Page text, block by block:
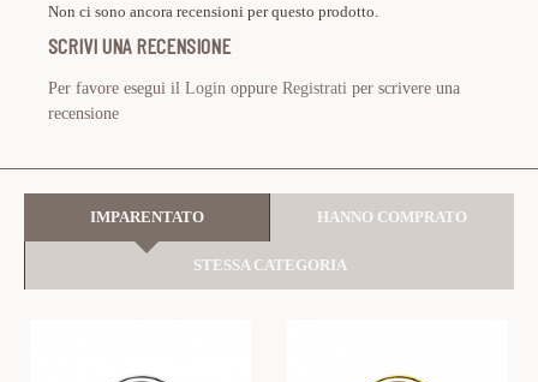
Non ci sono ancora recensioni per questo prodotto.
SCRIVI UNA RECENSIONE
Per favore esegui il Login oppure Registrati per scrivere una
recensione
IMPARENTATO HANNO COMPRATO
STESSA CATEGORIA